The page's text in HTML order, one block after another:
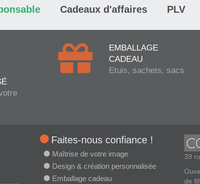
Cadeaux d'affaires PLV
EMBALLAGE
CADEAU
Etuis, sachets, sacs
Faites-nous confiance !
Maîtrise de votre image
Design & création personnalisée
Emballage cadeau
39
de